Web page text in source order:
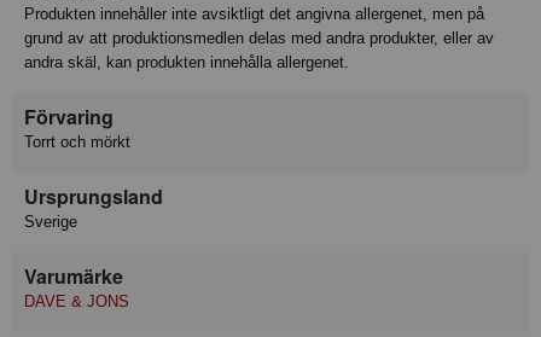
Produkten innehåller inte avsiktligt det angivna allergenet, men på
grund av att produktionsmedlen delas med andra produkter, eller av
andra skäl, kan produkten innehålla allergenet.
Förvaring
Torrt och mörkt
Ursprungsland
Sverige
Varumärke
DAVE & JONS